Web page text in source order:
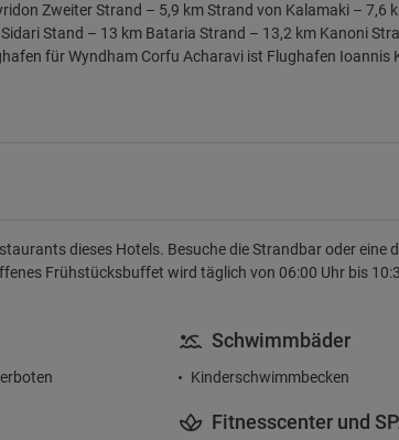
Zweiter Strand – 5,9 km Strand von Kalamaki – 7,6
Stand – 13 km Bataria Strand – 13,2 km Kanoni
für Wyndham Corfu Acharavi ist Flughafen Ioannis
dieses Hotels. Besuche die Strandbar oder eine
Frühstücksbuffet wird täglich von 06:00 Uhr bis
Schwimmbäder
Kinderschwimmbecken
Fitnesscenter und